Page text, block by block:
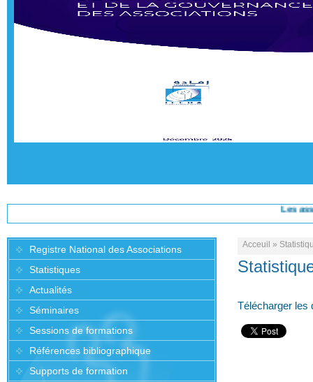
Les
Registre National des Associations
Statistiques
Actualités
Séminaires
Sessions de formations
Références bibliographique
Supports de formation
Acceuil »
Télécharger les